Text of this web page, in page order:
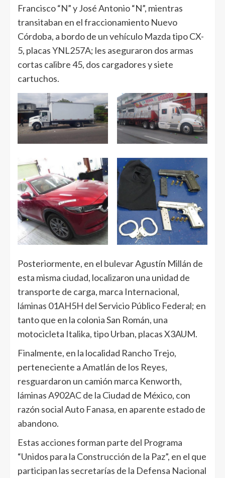
Francisco “N” y José Antonio “N”, mientras
transitaban en el fraccionamiento Nuevo
Córdoba, a bordo de un vehículo Mazda tipo CX-
5, placas YNL257A; les aseguraron dos armas
cortas calibre 45, dos cargadores y siete
cartuchos.
Posteriormente, en el bulevar Agustín Millán de
esta misma ciudad, localizaron una unidad de
transporte de carga, marca Internacional,
láminas 01AH5H del Servicio Público Federal; en
tanto que en la colonia San Román, una
motocicleta Italika, tipo Urban, placas X3AUM.
Finalmente, en la localidad Rancho Trejo,
perteneciente a Amatlán de los Reyes,
resguardaron un camión marca Kenworth,
láminas A902AC de la Ciudad de México, con
razón social Auto Fanasa, en aparente estado de
abandono.
Estas acciones forman parte del Programa
“Unidos para la Construcción de la Paz”, en el que
participan las secretarías de la Defensa Nacional